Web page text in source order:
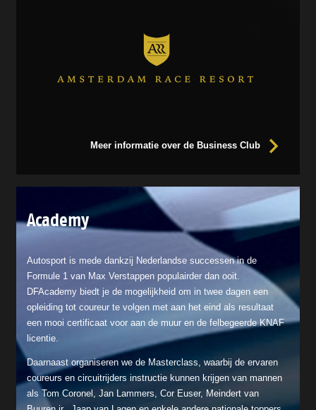
Meer informatie over de Business Club
Academy
Autosport is mede dankzij Nederlandse successen in de
Formule 1 van Max Verstappen populairder dan ooit.
DFAcademy biedt je de mogelijkheid om in twee dagen een
opleiding tot coureur te volgen met aan het eind als resultaat
een mooi certificaat voor aan de muur en de felbegeerde KNAF
licentie.
Daarnaast organiseren we de Masterclass, waarbij de ervaren
coureurs en circuitrijders instructie kunnen krijgen van mannen
als Tom Coronel, Jan Lammers, Cor Euser, Meindert van